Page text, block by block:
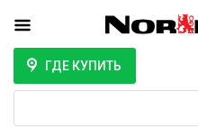
ГДЕ КУПИТЬ